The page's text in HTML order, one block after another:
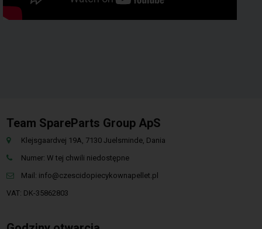
Team SpareParts Group ApS
Klejsgaardvej 19A, 7130 Juelsminde, Dania
Numer: W tej chwili niedostępne
Mail: info@czescidopiecykownapellet.pl
VAT: DK-35862803